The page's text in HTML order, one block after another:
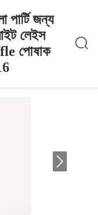
পার্টি জন্য
লেইস
পোষাক
2016
পোষাক 2016